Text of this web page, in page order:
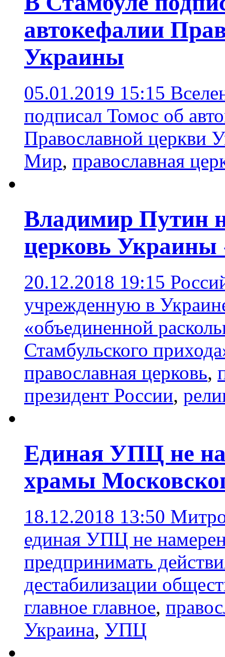
автокефалии
Украины
05.01.2019 15:15
подписал Томос об
Православной церкви
Мир, православная
Владимир Путин
церковь Украины
20.12.2018 19:15
учрежденную в
«объединенной
Стамбульского
православная церковь,
президент России,
Единая УПЦ не
храмы
18.12.2018 13:50
единая УПЦ не
предпринимать
дестабилизации
главное главное,
Украина, УПЦ